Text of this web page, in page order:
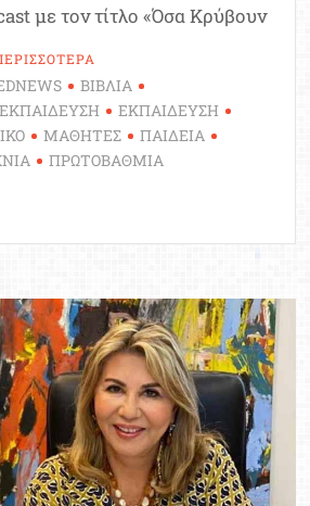
με τον τίτλο «Όσα Κρύβουν
ΒΙΒΛΙΑ
ΕΚΠΑΙΔΕΥΣΗ
ΜΑΘΗΤΕΣ
ΠΑΙΔΕΙΑ
ΠΡΩΤΟΒΑΘΜΙΑ